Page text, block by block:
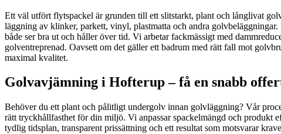
Ett väl utfört flytspackel är grunden till ett slitstarkt, plant och långlivat
läggning av klinker, parkett, vinyl, plastmatta och andra
både ser bra ut och håller över tid. Vi arbetar fackmässigt med
golventreprenad. Oavsett om det gäller ett badrum med rätt fall mot
maximal kvalitet.
Golvavjämning i Hofterup – få en snabb
Behöver du ett plant och pålitligt undergolv innan golvläggning? Vår
rätt tryckhållfasthet för din miljö. Vi anpassar spackelmängd och
tydlig tidsplan, transparent prissättning och ett resultat som motsvarar